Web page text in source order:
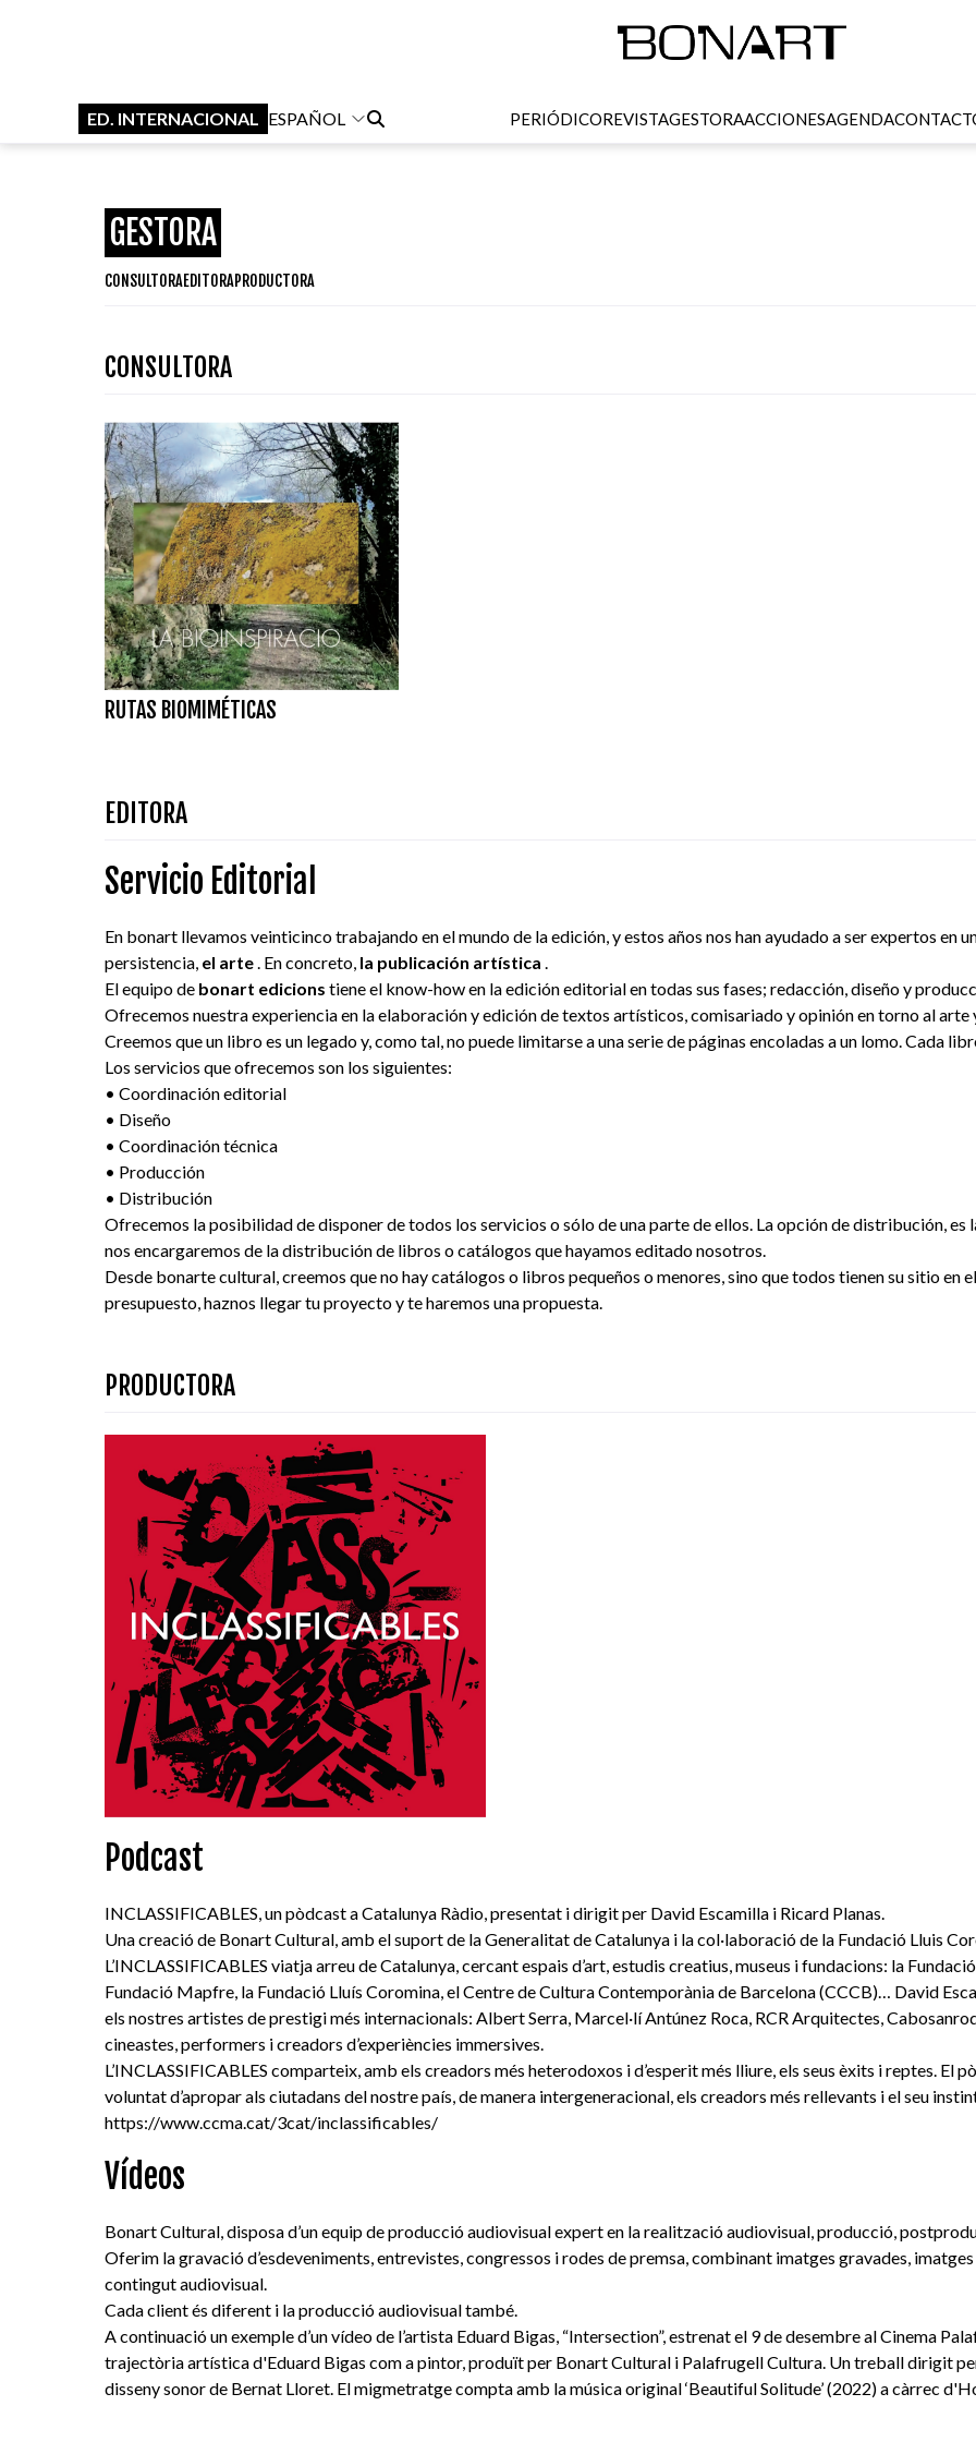
ED. INTERNACIONAL ESPAÑOL PERIÓDICOREVISTAGESTORAACCIONESAGENDA
GESTORA
CONSULTORAEDITORAPRODUCTORA
CONSULTORA
RUTAS BIOMIMÉTICAS
EDITORA
Servicio Editorial
En bonart llevamos veinticinco trabajando en el mundo de la edición, y estos años nos han ayudado a ser expertos en
persistencia, el arte. En concreto, la publicación artística .
El equipo de bonart edicions tiene el know-how en la edición editorial en todas sus fases; redacción, diseño y
Ofrecemos nuestra experiencia en la elaboración y edición de textos artísticos, comisariado y opinión en torno al arte
Creemos que un libro es un legado y, como tal, no puede limitarse a una serie de páginas encoladas a un lomo. Cada
Los servicios que ofrecemos son los siguientes:
• Coordinación editorial
• Diseño
• Coordinación técnica
• Producción
• Distribución
Ofrecemos la posibilidad de disponer de todos los servicios o sólo de una parte de ellos. La opción de distribución, es
nos encargaremos de la distribución de libros o catálogos que hayamos editado nosotros.
Desde bonarte cultural, creemos que no hay catálogos o libros pequeños o menores, sino que todos tienen su sitio en
presupuesto, haznos llegar tu proyecto y te haremos una propuesta.
PRODUCTORA
Podcast
INCLASSIFICABLES, un pòdcast a Catalunya Ràdio, presentat i dirigit per David Escamilla i Ricard Planas.
Una creació de Bonart Cultural, amb el suport de la Generalitat de Catalunya i la col·laboració de la Fundació Lluis
L’INCLASSIFICABLES viatja arreu de Catalunya, cercant espais d’art, estudis creatius, museus i fundacions: la
Fundació Mapfre, la Fundació Lluís Coromina, el Centre de Cultura Contemporània de Barcelona (CCCB)… David
els nostres artistes de prestigi més internacionals: Albert Serra, Marcel·lí Antúnez Roca, RCR Arquitectes,
cineastes, performers i creadors d’experiències immersives.
L’INCLASSIFICABLES comparteix, amb els creadors més heterodoxos i d’esperit més lliure, els seus èxits i reptes. El
voluntat d’apropar als ciutadans del nostre país, de manera intergeneracional, els creadors més rellevants i el seu
https://www.ccma.cat/3cat/inclassificables/
Vídeos
Bonart Cultural, disposa d’un equip de producció audiovisual expert en la realització audiovisual, producció,
Oferim la gravació d’esdeveniments, entrevistes, congressos i rodes de premsa, combinant imatges gravades,
contingut audiovisual.
Cada client és diferent i la producció audiovisual també.
A continuació un exemple d’un vídeo de l’artista Eduard Bigas, “Intersection”, estrenat el 9 de desembre al Cinema
trajectòria artística d'Eduard Bigas com a pintor, produït per Bonart Cultural i Palafrugell Cultura. Un treball dirigit
disseny sonor de Bernat Lloret. El migmetratge compta amb la música original ‘Beautiful Solitude’ (2022) a càrrec